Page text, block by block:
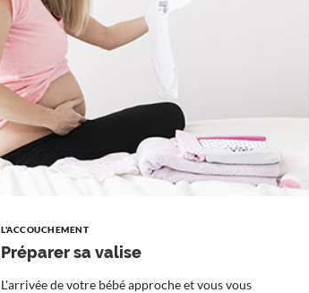
L'ACCOUCHEMENT
Préparer sa valise
L'arrivée de votre bébé approche et vous vous